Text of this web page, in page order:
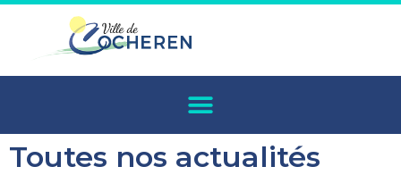
Toutes nos actualités